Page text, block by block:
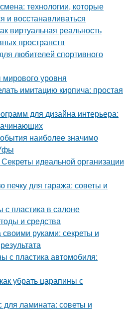
технологии, которые
и восстанавливаться
виртуальная реальность
пространств
любителей спортивного
уровня
имитацию кирпича: простая
для дизайна интерьера:
наиболее значимо
идеальной организации
печку для гаража: советы и
с пластика в салоне
и средства
руками: секреты и
с пластика автомобиля:
убрать царапины с
для ламината: советы и